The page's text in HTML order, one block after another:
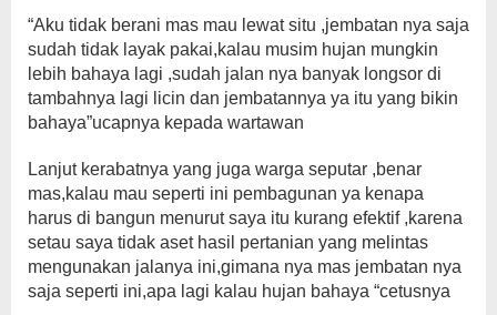
“Aku tidak berani mas mau lewat situ ,jembatan nya saja
sudah tidak layak pakai,kalau musim hujan mungkin
lebih bahaya lagi ,sudah jalan nya banyak longsor di
tambahnya lagi licin dan jembatannya ya itu yang bikin
bahaya”ucapnya kepada wartawan
Lanjut kerabatnya yang juga warga seputar ,benar
mas,kalau mau seperti ini pembagunan ya kenapa
harus di bangun menurut saya itu kurang efektif ,karena
setau saya tidak aset hasil pertanian yang melintas
mengunakan jalanya ini,gimana nya mas jembatan nya
saja seperti ini,apa lagi kalau hujan bahaya “cetusnya